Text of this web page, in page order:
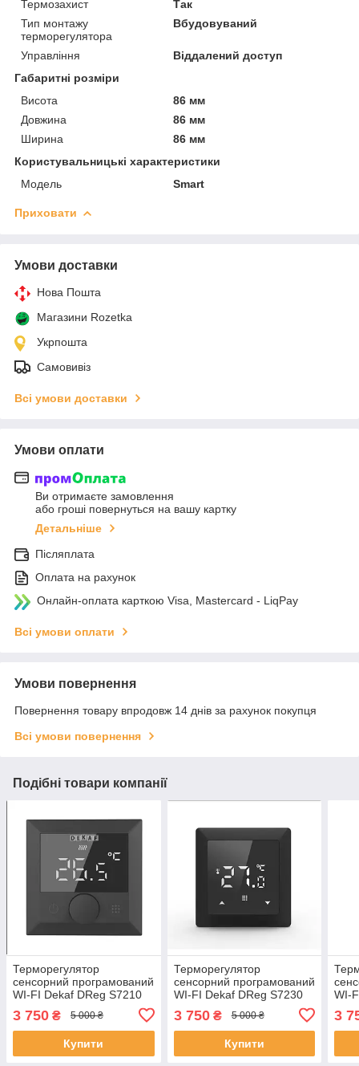
Термозахист
Так
Тип монтажу
терморегулятора
Вбудовуваний
Управління
Віддалений доступ
Габаритні розміри
Висота
86 мм
Довжина
86 мм
Ширина
86 мм
Користувальницькі характеристики
Мoдель
Smart
Приховати
Умови доставки
Нова Пошта
Магазини Rozetka
Укрпошта
Самовивіз
Всі умови доставки
Умови оплати
Ви отримаєте замовлення
або гроші повернуться на вашу картку
Детальніше
Післяплата
Оплата на рахунок
Онлайн-оплата карткою Visa, Mastercard - LiqPay
Всі умови оплати
Умови повернення
Повернення товару впродовж 14 днів за рахунок покупця
Всі умови повернення
Подібні товари компанії
Терморегулятор
сенсорний програмований
WI-FI Dekaf DReg S7210
3 750 ₴ 5 000 ₴
Купити
Терморегулятор
сенсорний програмований
WI-FI Dekaf DReg S7230
3 750₴ 5 000 ₴
Купити
WI-
3